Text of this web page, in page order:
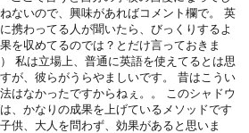
ないので、興味があればコメント欄で。 英
携わってる人が聞いたら、びっくりするよ
を収めてるのでは？とだけ言っておきま
私は立場上、普通に英語を使えてるとは思
が、彼らがうらやましいです。 昔はこうい
はなかったですからねぇ。。 このシャドウ
、かなりの成果を上げているメソッドです
供、大人を問わず、効果があると思いま